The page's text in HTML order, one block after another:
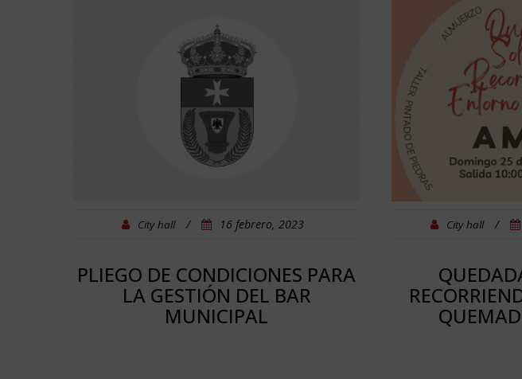
City hall / 16 febrero, 2023
PLIEGO DE CONDICIONES PARA
LA GESTIÓN DEL BAR
MUNICIPAL
City hall /